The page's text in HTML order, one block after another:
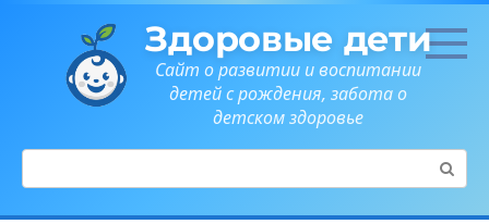
Здоровые дети
Сайт о развитии и воспитании
детей с рождения, забота о
детском здоровье
Поиск: